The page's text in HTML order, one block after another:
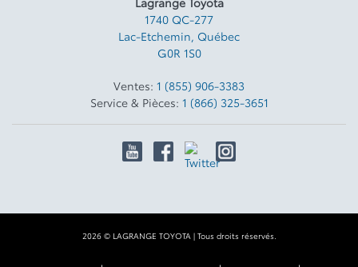
1740 QC-277
Lac-Etchemin, Québec
G0R 1S0
Ventes: 1 (855) 906-3383
Service & Pièces: 1 (866) 325-3651
2026 © LAGRANGE TOYOTA | Tous droits réservés.